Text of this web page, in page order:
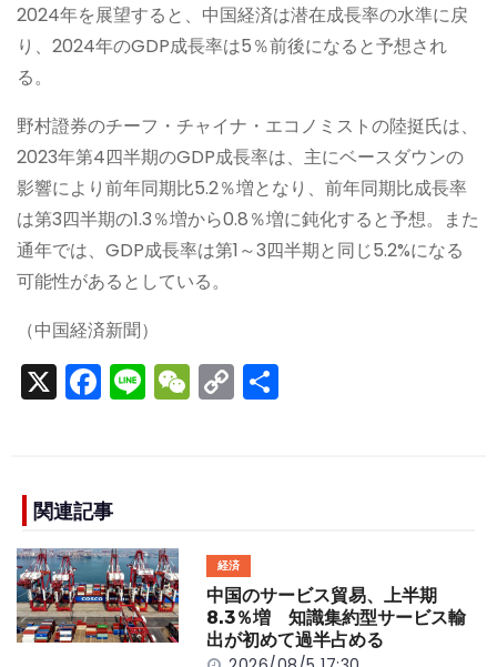
2024年を展望すると、中国経済は潜在成長率の水準に戻
り、2024年のGDP成長率は5％前後になると予想され
る。
野村證券のチーフ・チャイナ・エコノミストの陸挺氏は、
2023年第4四半期のGDP成長率は、主にベースダウンの
影響により前年同期比5.2％増となり、前年同期比成長率
は第3四半期の1.3％増から0.8％増に鈍化すると予想。また
通年では、GDP成長率は第1～3四半期と同じ5.2%になる
可能性があるとしている。
（中国経済新聞）
X F
a
e
b
o
o
k
Li
n
W
e
C
o
n
k
関連記事
経済
中国のサービス貿易、上半期
8.3％増 知識集約型サービス輸
出が初めて過半占める